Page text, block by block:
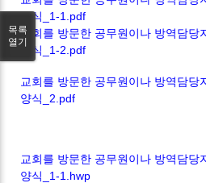
양식_1-1.pdf
교회를 방문한 공무원이나 방역담당
양식_1-2.pdf
교회를 방문한 공무원이나 방역담당
양식_2.pdf
교회를 방문한 공무원이나 방역담당
양식_1-1.hwp
목록
열기